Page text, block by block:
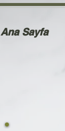
Ana Sayfa